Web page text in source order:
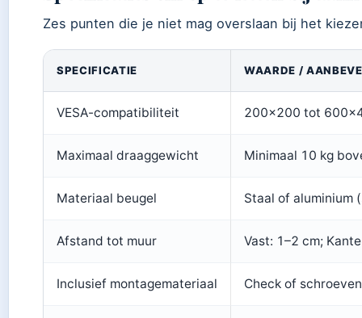
Zes punten die je niet mag overslaan bij het
SPECIFICATIE WAARDE /
VESA-compatibiliteit 200×200 tot
Maximaal draaggewicht Minimaal 10 kg
Materiaal beugel Staal of aluminium
Afstand tot muur Vast: 1–2 cm;
Inclusief montagemateriaal Check of